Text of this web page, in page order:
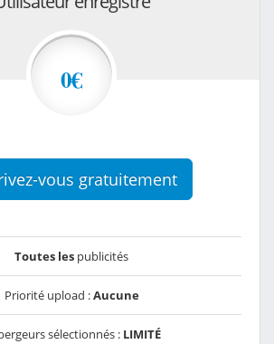
0€
vous gratuitement
Toutes les publicités
Priorité upload :Aucune
sélectionnés : LIMITÉ